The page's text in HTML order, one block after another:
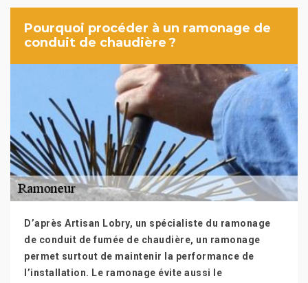
Pourquoi procéder à un ramonage de
conduit de chaudière ?
D’après Artisan Lobry, un spécialiste du ramonage
de conduit de fumée de chaudière, un ramonage
permet surtout de maintenir la performance de
l’installation. Le ramonage évite aussi le